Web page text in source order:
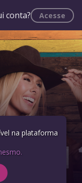
conta? Acesse
na plataforma